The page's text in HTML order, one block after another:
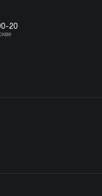
20